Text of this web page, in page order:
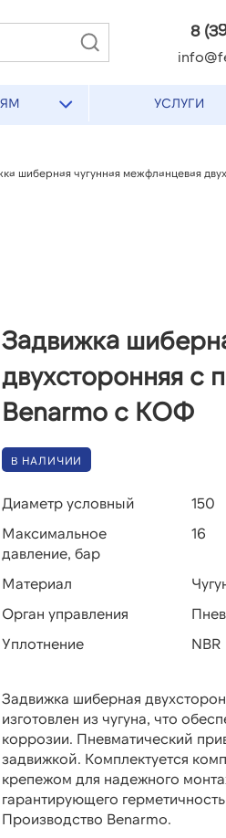
8
УСЛУГИ
шиберная чугунная межфланцевая
Задвижка
двухсторонняя с
Benarmo с КОФ
В НАЛИЧИИ
Диаметр условный
150
Максимальное
давление, бар
16
Материал
Орган управления
Уплотнение
NBR
Задвижка шиберная
изготовлен из чугуна, что
коррозии. Пневматический
задвижкой. Комплектуется
крепежом для надежного
гарантирующего
Производство Benarmo.